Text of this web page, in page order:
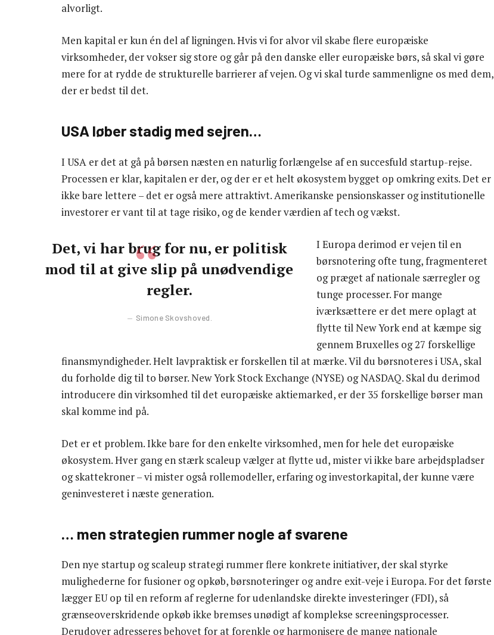
alvorligt.
Men kapital er kun én del af ligningen. Hvis vi for alvor vil skabe flere europæiske
virksomheder, der vokser sig store og går på den danske eller europæiske børs, så skal vi gøre
mere for at rydde de strukturelle barrierer af vejen. Og vi skal turde sammenligne os med dem,
der er bedst til det.
USA løber stadig med sejren…
I USA er det at gå på børsen næsten en naturlig forlængelse af en succesfuld startup-rejse.
Processen er klar, kapitalen er der, og der er et helt økosystem bygget op omkring exits. Det er
ikke bare lettere – det er også mere attraktivt. Amerikanske pensionskasser og institutionelle
investorer er vant til at tage risiko, og de kender værdien af tech og vækst.
Det, vi har brug for nu, er politisk
mod til at give slip på unødvendige
regler.
Simone Skovshoved.
I Europa derimod er vejen til en
børsnotering ofte tung, fragmenteret
og præget af nationale særregler og
tunge processer. For mange
iværksættere er det mere oplagt at
flytte til New York end at kæmpe sig
gennem Bruxelles og 27 forskellige
finansmyndigheder. Helt lavpraktisk er forskellen til at mærke. Vil du børsnoteres i USA, skal
du forholde dig til to børser. New York Stock Exchange (NYSE) og NASDAQ. Skal du derimod
introducere din virksomhed til det europæiske aktiemarked, er der 35 forskellige børser man
skal komme ind på.
Det er et problem. Ikke bare for den enkelte virksomhed, men for hele det europæiske
økosystem. Hver gang en stærk scaleup vælger at flytte ud, mister vi ikke bare arbejdspladser
og skattekroner – vi mister også rollemodeller, erfaring og investorkapital, der kunne være
geninvesteret i næste generation.
… men strategien rummer nogle af svarene
Den nye startup og scaleup strategi rummer flere konkrete initiativer, der skal styrke
mulighederne for fusioner og opkøb, børsnoteringer og andre exit-veje i Europa. For det første
lægger EU op til en reform af reglerne for udenlandske direkte investeringer (FDI), så
grænseoverskridende opkøb ikke bremses unødigt af komplekse screeningsprocesser.
Derudover adresseres behovet for at forenkle og harmonisere de mange nationale